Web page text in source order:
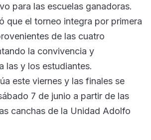
para las escuelas ganadoras.
que el torneo integra por primera
de las cuatro
la convivencia y
las y los estudiantes.
este viernes y las finales se
7 de junio a partir de las
canchas de la Unidad Adolfo